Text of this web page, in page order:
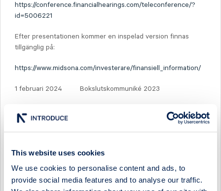
This website uses cookies
We use cookies to personalise content and ads, to
provide social media features and to analyse our traffic.
https://conference.financialhearings.com/teleconference/?
id=5006221
Efter presentationen kommer en inspelad version finnas
tillgänglig på:
https://www.midsona.com/investerare/finansiell_information/
1 februari 2024 Bokslutskommuniké 2023
7 maj 2024 Årsstämma
18 juli 2024 Halvårsrapport 2024
Kalendariet finns även publicerat på:
https://www.midsona.com/investerare/kalendar/